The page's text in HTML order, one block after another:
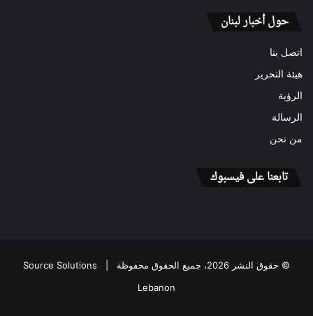
حول أخبار لبنان
اتصل بنا
هيئة التحرير
الرؤية
الرسالة
من نحن
تابعنا على فيسبوك
© حقوق النشر 2026، جميع الحقوق محفوظة |
Source Solutions
Lebanon